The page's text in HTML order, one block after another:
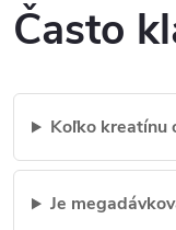
Často
Koľko kreatínu
Je